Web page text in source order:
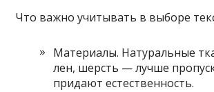
Что важно учитывать в выборе
Материалы. Натуральные
лен, шерсть — лучше
придают естественность.